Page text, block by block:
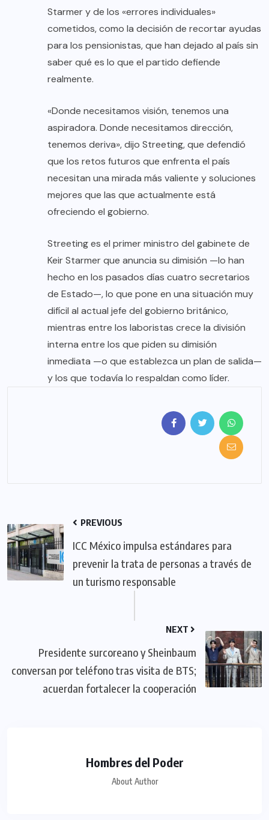
Starmer y de los «errores individuales»
cometidos, como la decisión de recortar ayudas
para los pensionistas, que han dejado al país sin
saber qué es lo que el partido defiende
realmente.
«Donde necesitamos visión, tenemos una
aspiradora. Donde necesitamos dirección,
tenemos deriva», dijo Streeting, que defendió
que los retos futuros que enfrenta el país
necesitan una mirada más valiente y soluciones
mejores que las que actualmente está
ofreciendo el gobierno.
Streeting es el primer ministro del gabinete de
Keir Starmer que anuncia su dimisión —lo han
hecho en los pasados días cuatro secretarios
de Estado—, lo que pone en una situación muy
difícil al actual jefe del gobierno británico,
mientras entre los laboristas crece la división
interna entre los que piden su dimisión
inmediata —o que establezca un plan de salida—
y los que todavía lo respaldan como líder.
PREVIOUS
ICC México impulsa estándares para
prevenir la trata de personas a través de
un turismo responsable
NEXT
Presidente surcoreano y Sheinbaum
conversan por teléfono tras visita de BTS;
acuerdan fortalecer la cooperación
Hombres del Poder
About Author